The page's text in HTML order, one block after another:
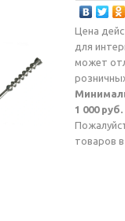
Цена
для
может
1 000 руб.
товаров